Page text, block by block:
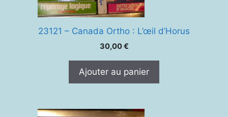
23121 – Canada Ortho : L’œil d’Horus
30,00€
Ajouter au panier